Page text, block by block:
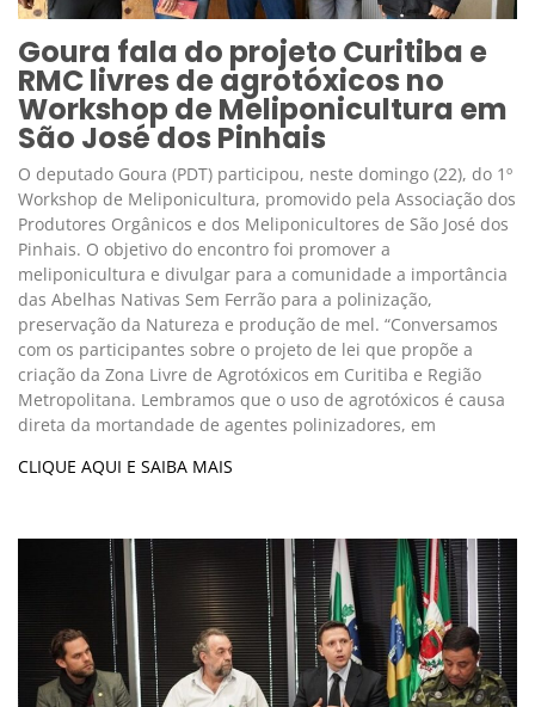
Goura fala do projeto Curitiba e
RMC livres de agrotóxicos no
Workshop de Meliponicultura em
São José dos Pinhais
O deputado Goura (PDT) participou, neste domingo (22), do 1º
Workshop de Meliponicultura, promovido pela Associação dos
Produtores Orgânicos e dos Meliponicultores de São José dos
Pinhais. O objetivo do encontro foi promover a
meliponicultura e divulgar para a comunidade a importância
das Abelhas Nativas Sem Ferrão para a polinização,
preservação da Natureza e produção de mel. “Conversamos
com os participantes sobre o projeto de lei que propõe a
criação da Zona Livre de Agrotóxicos em Curitiba e Região
Metropolitana. Lembramos que o uso de agrotóxicos é causa
direta da mortandade de agentes polinizadores, em
CLIQUE AQUI E SAIBA MAIS